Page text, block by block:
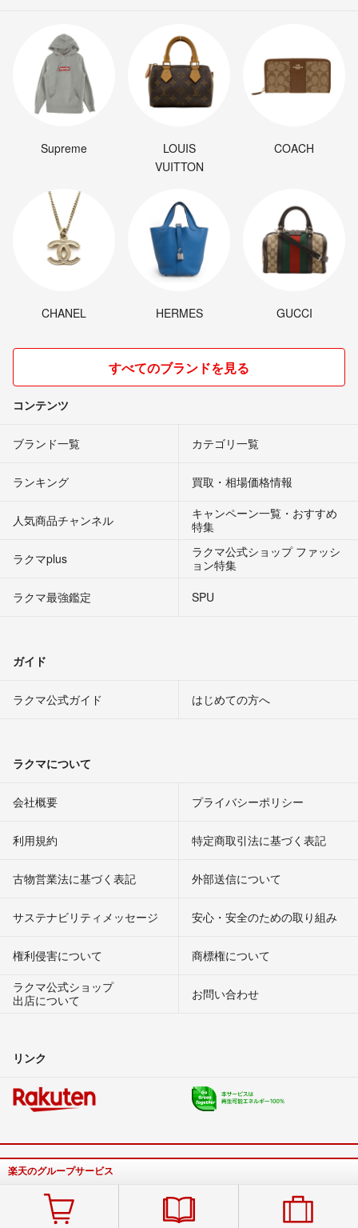
Supreme
LOUIS
VUITTON
COACH
CHANEL HERMES GUCCI
すべてのブランドを見る
コンテンツ
ブランド一覧 カテゴリ一覧
ランキング 買取・相場価格情報
人気商品チャンネル
キャンペーン一覧・おすすめ
特集
ラクマplus
ラクマ公式ショップ ファッシ
ョン特集
ラクマ最強鑑定
SPU
ガイド
ラクマ公式ガイド はじめての方へ
ラクマについて
会社概要 プライバシーポリシー
利用規約 特定商取引法に基づく表記
古物営業法に基づく表記 外部送信について
サステナビリティメッセージ 安心・安全のための取り組み
権利侵害について
商標権について
ラクマ公式ショップ
出店について
お問い合わせ
リンク
楽天のグループサービス